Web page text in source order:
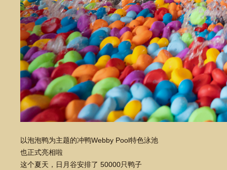
以泡泡鸭为主题的冲鸭Webby Pool特色泳池
也正式亮相啦
这个夏天，日月谷安排了 50000只鸭子